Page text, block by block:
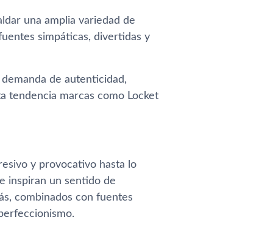
una amplia variedad de
simpáticas, divertidas y
de autenticidad,
tendencia marcas como Locket
y provocativo hasta lo
inspiran un sentido de
combinados con fuentes